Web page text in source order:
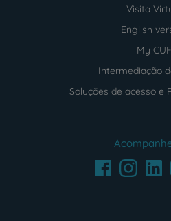
Visita
English
My CUF
Intermediação
Soluções de acesso e
FacebookInstagram